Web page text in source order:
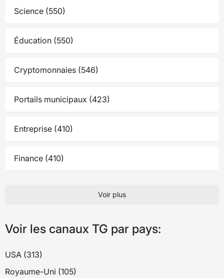
Science (550)
Éducation (550)
Cryptomonnaies (546)
Portails municipaux (423)
Entreprise (410)
Finance (410)
Voir plus
Voir les canaux TG par pays:
USA (313)
Royaume-Uni (105)